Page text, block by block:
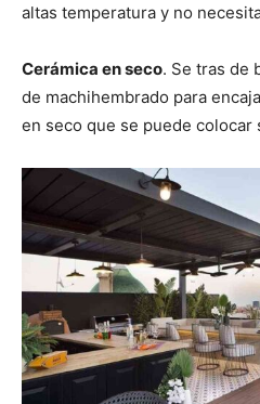
altas temperatura y no
Cerámica en seco. Se tras de
de machihembrado para
en seco que se puede